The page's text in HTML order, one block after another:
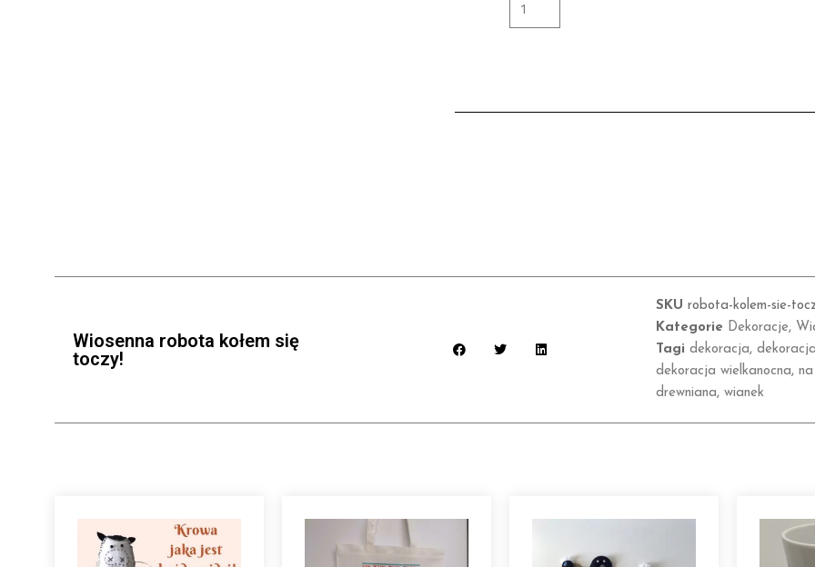
Wiosenna robota kołem się
toczy!
SKU robota-kolem-sie-
Kategorie Dekoracje,
Tagi dekoracja,
dekoracja wielkanocna,
drewniana, wianek